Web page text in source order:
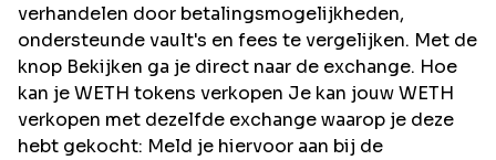
verhandelen door betalingsmogelijkheden,
ondersteunde vault's en fees te vergelijken. Met de
knop Bekijken ga je direct naar de exchange. Hoe
kan je WETH tokens verkopen Je kan jouw WETH
verkopen met dezelfde exchange waarop je deze
hebt gekocht: Meld je hiervoor aan bij de